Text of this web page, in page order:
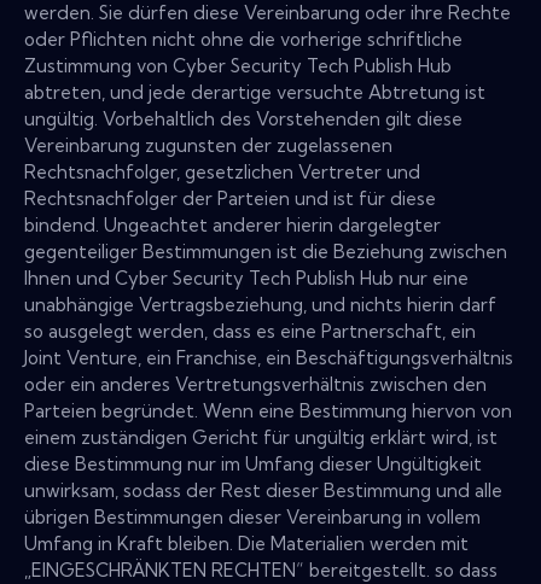
werden. Sie dürfen diese Vereinbarung oder ihre Rechte
oder Pflichten nicht ohne die vorherige schriftliche
Zustimmung von Cyber Security Tech Publish Hub
abtreten, und jede derartige versuchte Abtretung ist
ungültig. Vorbehaltlich des Vorstehenden gilt diese
Vereinbarung zugunsten der zugelassenen
Rechtsnachfolger, gesetzlichen Vertreter und
Rechtsnachfolger der Parteien und ist für diese
bindend. Ungeachtet anderer hierin dargelegter
gegenteiliger Bestimmungen ist die Beziehung zwischen
Ihnen und Cyber Security Tech Publish Hub nur eine
unabhängige Vertragsbeziehung, und nichts hierin darf
so ausgelegt werden, dass es eine Partnerschaft, ein
Joint Venture, ein Franchise, ein Beschäftigungsverhältnis
oder ein anderes Vertretungsverhältnis zwischen den
Parteien begründet. Wenn eine Bestimmung hiervon von
einem zuständigen Gericht für ungültig erklärt wird, ist
diese Bestimmung nur im Umfang dieser Ungültigkeit
unwirksam, sodass der Rest dieser Bestimmung und alle
übrigen Bestimmungen dieser Vereinbarung in vollem
Umfang in Kraft bleiben. Die Materialien werden mit
„EINGESCHRÄNKTEN RECHTEN“ bereitgestellt. so dass